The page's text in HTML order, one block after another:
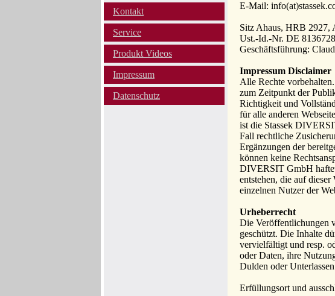
Kontakt
Service
Produkt Videos
Impressum
Datenschutz
E-Mail:
Sitz Ahaus, HRB 2927,
Ust.-Id.-Nr. DE
Geschäftsführung:
Impressum Disclaimer
Alle Rechte
zum Zeitpunkt der
Richtigkeit und
für alle anderen
ist die Stassek
Fall rechtliche
Ergänzungen der
können keine
DIVERSIT GmbH
entstehen, die auf
einzelnen Nutzer der
Urheberrecht
Die Veröffentlichungen
geschützt. Die Inhalte
vervielfältigt und resp.
oder Daten, ihre
Dulden oder
Erfüllungsort und